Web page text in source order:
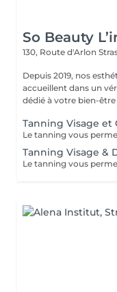
So Beauty
130, Route d'Arlon
Depuis 2019, nos
accueillent dans un
dédié à votre bien-être
Tanning Visage et
Tanning Visage &